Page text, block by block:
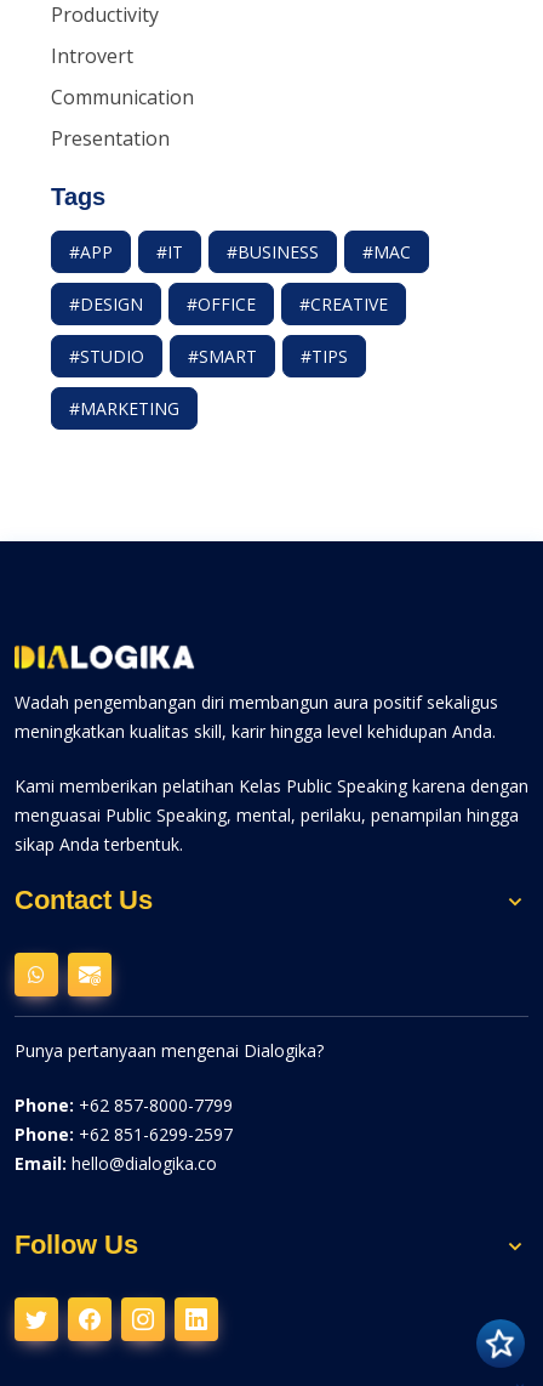
Productivity
Introvert
Communication
Presentation
Tags
#APP #IT #BUSINESS #MAC
#DESIGN #OFFICE #CREATIVE
#STUDIO #SMART #TIPS
#MARKETING
Wadah pengembangan diri membangun aura positif sekaligus
meningkatkan kualitas skill, karir hingga level kehidupan Anda.
Kami memberikan pelatihan Kelas Public Speaking karena dengan
menguasai Public Speaking, mental, perilaku, penampilan hingga
sikap Anda terbentuk.
Contact Us
Punya pertanyaan mengenai Dialogika?
Phone: +62 857-8000-7799
Phone: +62 851-6299-2597
Email: hello@dialogika.co
Follow Us